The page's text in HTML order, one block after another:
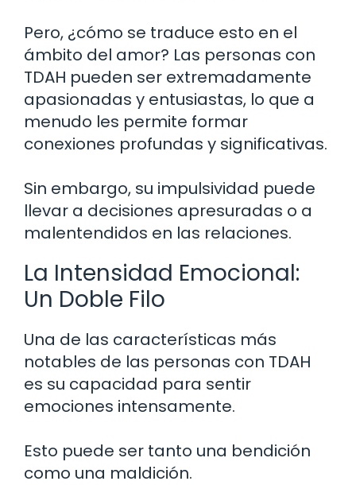
Pero, ¿cómo se traduce esto en el
ámbito del amor? Las personas con
TDAH pueden ser extremadamente
apasionadas y entusiastas, lo que a
menudo les permite formar
conexiones profundas y significativas.
Sin embargo, su impulsividad puede
llevar a decisiones apresuradas o a
malentendidos en las relaciones.
La Intensidad Emocional:
Un Doble Filo
Una de las características más
notables de las personas con TDAH
es su capacidad para sentir
emociones intensamente.
Esto puede ser tanto una bendición
como una maldición.